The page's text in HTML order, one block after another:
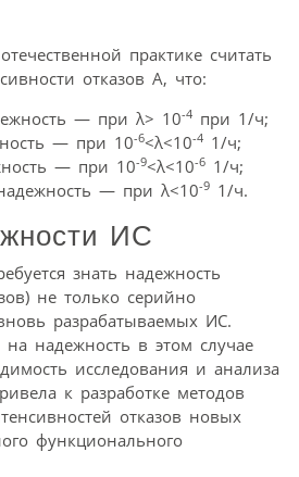
практике считать
отказов А, что:
— при λ> 10-4 при 1/ч;
— при 10-6<λ<10-4 1/ч;
— при 10-9<λ<10-6 1/ч;
— при λ<10-9 1/ч.
ИС
знать надежность
не только серийно
разрабатываемых ИС.
надежность в этом случае
исследования и анализа
к разработке методов
отказов новых
функционального